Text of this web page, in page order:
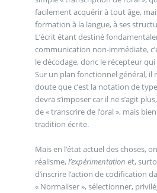
facilement acquérir à tout âge,
formation à la langue, à ses
L’écrit étant destiné
communication non-immédiate,
le décodage, donc le récepteur
Sur un plan fonctionnel général, il
doute que c’est la notation de
devra s’imposer car il ne s’agit
de « transcrire de l’oral », mais
tradition écrite.
Mais en l’état actuel des choses,
réalisme, l’expérimentation et,
d’inscrire l’action de codification
« Normaliser », sélectionner,